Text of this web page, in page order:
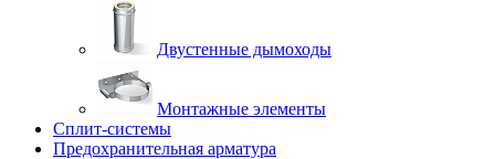
Двустенные дымоходы
Монтажные элементы
Сплит-системы
Предохранительная арматура